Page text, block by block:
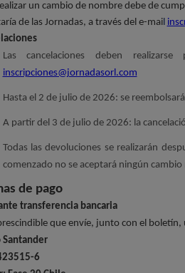
un cambio de nombre debe de
de las Jornadas, a través del e-mail
Las cancelaciones deben
inscripciones@jornadasorl.com
Hasta el 2 de julio de 2026: se
A partir del 3 de julio de 2026: la
Todas las devoluciones se realizarán
comenzado no se aceptará ningún
de pago
transferencia bancaria
que envíe, junto con el
Santander
6